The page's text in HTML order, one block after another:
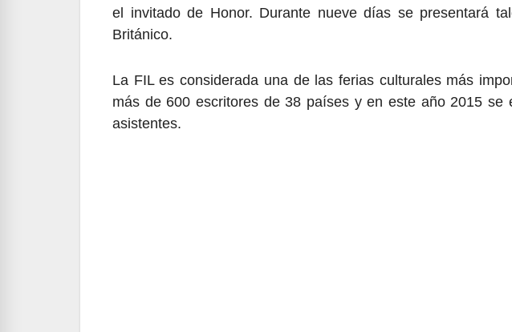
el invitado de Honor. Durante nueve días se presentará
Británico.
La FIL es considerada una de las ferias culturales más
más de 600 escritores de 38 países y en este año 2015 se
asistentes.